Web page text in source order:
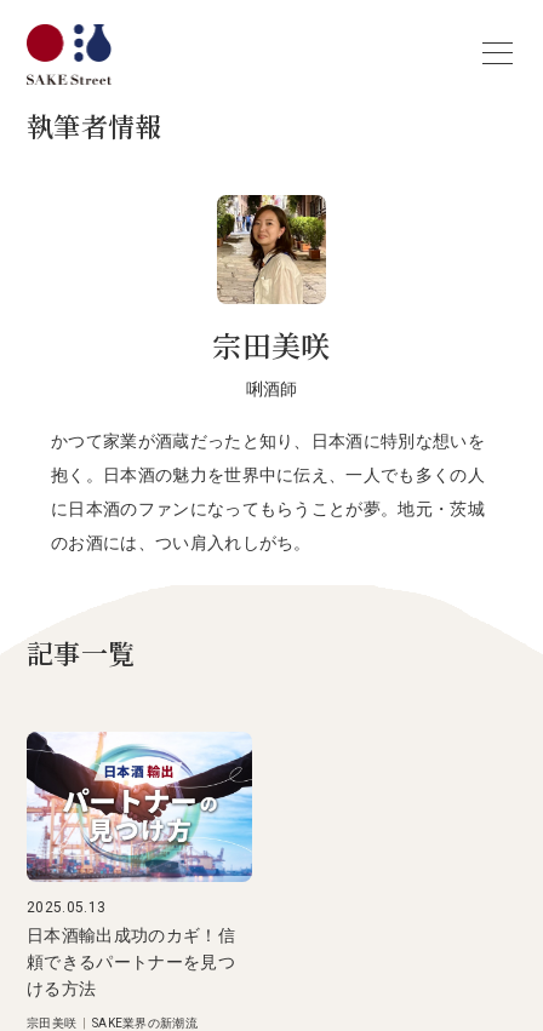
執筆者情報
宗田美咲
唎酒師
かつて家業が酒蔵だったと知り、日本酒に特別な想いを
抱く。日本酒の魅力を世界中に伝え、一人でも多くの人
に日本酒のファンになってもらうことが夢。地元・茨城
のお酒には、つい肩入れしがち。
記事一覧
2025.05.13
日本酒輸出成功のカギ！信
頼できるパートナーを見つ
ける方法
宗田美咲 SAKE業界の新潮流